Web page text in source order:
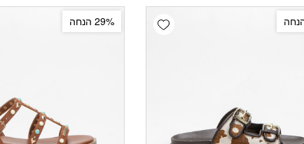
Add wishlist29% הנחה